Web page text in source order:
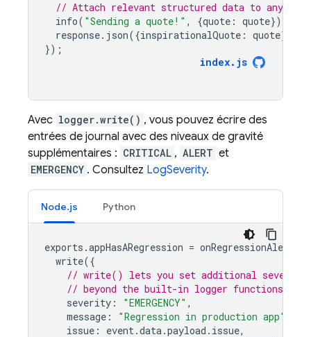
// Attach relevant structured data to any log
info( "Sending a quote!" , {quote : quote});
response. json({inspirationalQuote : quote});
});
index. js
Avec logger.write() , vous pouvez écrire des
entrées de journal avec des niveaux de gravité
supplémentaires : CRITICAL , ALERT et
EMERGENCY . Consultez LogSeverity.
Node.js Python
exports .appHasARegression =
write({
// write() lets you set additional severity
// beyond the built-in logger functions
severity : "EMERGENCY" ,
message : "Regression in production app"
issue : event.data.payload . issue,